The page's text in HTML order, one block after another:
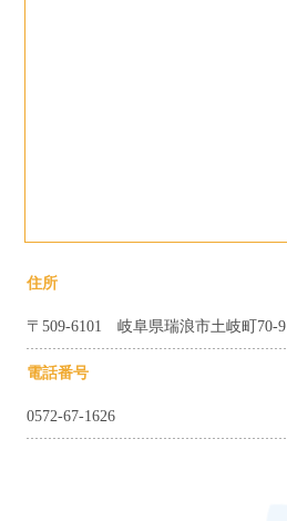
住所
〒509-6101 岐阜県瑞浪市土岐町70-9
電話番号
0572-67-1626